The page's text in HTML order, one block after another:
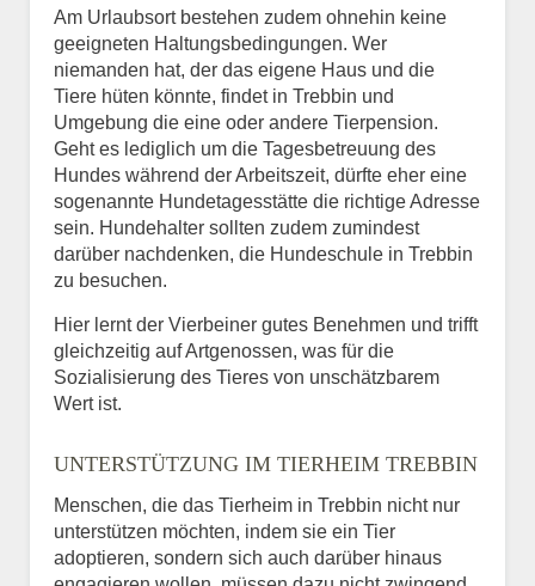
Am Urlaubsort bestehen zudem ohnehin keine
geeigneten Haltungsbedingungen. Wer
niemanden hat, der das eigene Haus und die
Tiere hüten könnte, findet in Trebbin und
Umgebung die eine oder andere Tierpension.
Geht es lediglich um die Tagesbetreuung des
Hundes während der Arbeitszeit, dürfte eher eine
sogenannte Hundetagesstätte die richtige Adresse
sein. Hundehalter sollten zudem zumindest
darüber nachdenken, die Hundeschule in Trebbin
zu besuchen.
Hier lernt der Vierbeiner gutes Benehmen und trifft
gleichzeitig auf Artgenossen, was für die
Sozialisierung des Tieres von unschätzbarem
Wert ist.
UNTERSTÜTZUNG IM TIERHEIM TREBBIN
Menschen, die das Tierheim in Trebbin nicht nur
unterstützen möchten, indem sie ein Tier
adoptieren, sondern sich auch darüber hinaus